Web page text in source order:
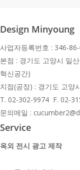
Design Minyoung
사업자등록번호 : 346-
본점 : 경기도 고양시 일
혁신공간)
지점(공장) : 경기도 고양
T. 02-302-9974 F. 02-
문의메일 :
Service
옥외 전시 광고 제작